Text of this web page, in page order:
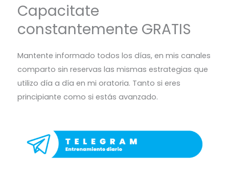
Capacitate
constantemente GRATIS
Mantente informado todos los días, en mis canales
comparto sin reservas las mismas estrategias que
utilizo día a día en mi oratoria. Tanto si eres
principiante como si estás avanzado.